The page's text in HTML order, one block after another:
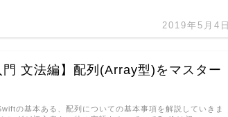
2019年5月4日
門 文法編】配列(Array型)をマスター
の基本ある、配列についての基本事項を解説していきま